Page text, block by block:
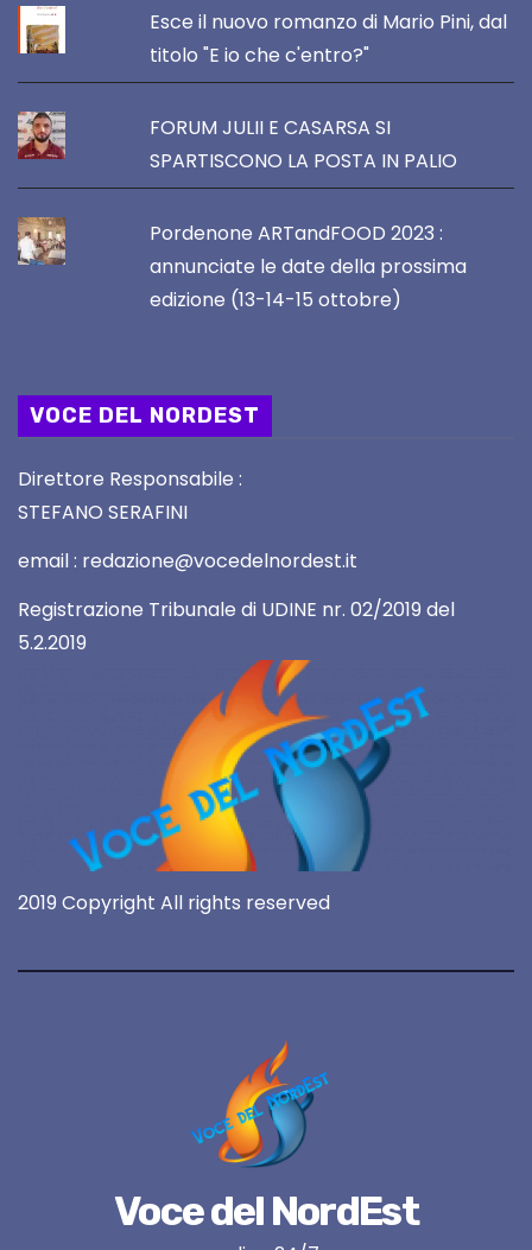
Esce il nuovo romanzo di Mario Pini, dal
titolo "E io che c'entro?"
FORUM JULII E CASARSA SI
SPARTISCONO LA POSTA IN PALIO
Pordenone ARTandFOOD 2023 :
annunciate le date della prossima
edizione (13-14-15 ottobre)
VOCE DEL NORDEST
Direttore Responsabile :
STEFANO SERAFINI
email : redazione@vocedelnordest.it
Registrazione Tribunale di UDINE nr. 02/2019 del
5.2.2019
2019 Copyright All rights reserved
Voce del NordEst